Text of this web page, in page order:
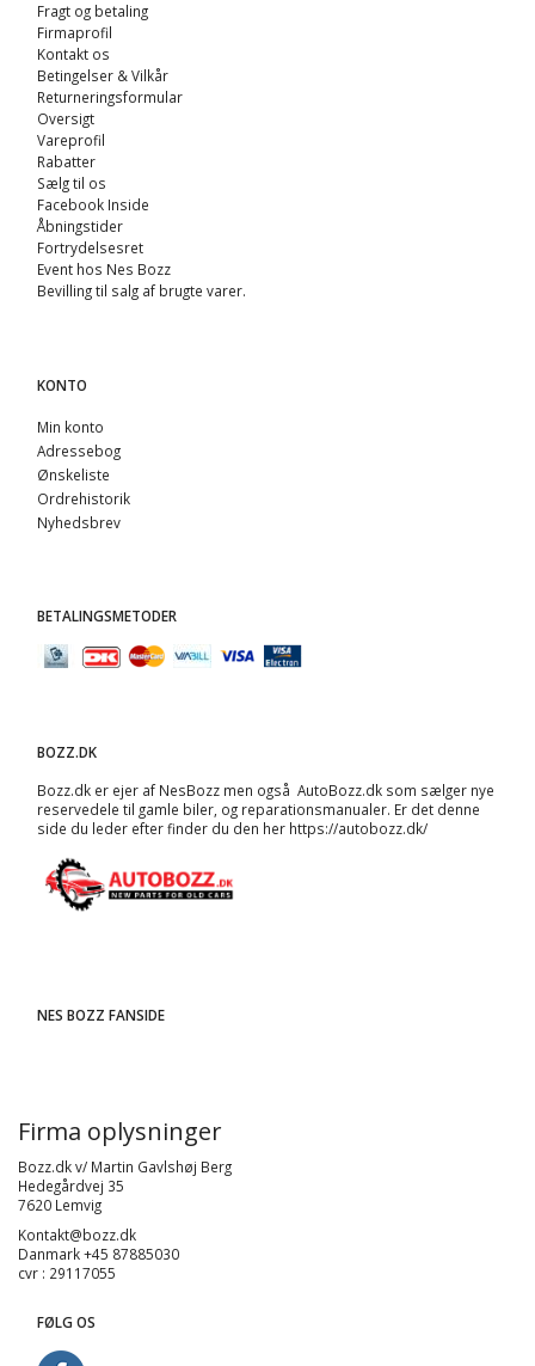
Fragt og betaling
Firmaprofil
Kontakt os
Betingelser & Vilkår
Returneringsformular
Oversigt
Vareprofil
Rabatter
Sælg til os
Facebook Inside
Åbningstider
Fortrydelsesret
Event hos Nes Bozz
Bevilling til salg af brugte varer.
KONTO
Min konto
Adressebog
Ønskeliste
Ordrehistorik
Nyhedsbrev
BETALINGSMETODER
BOZZ.DK
Bozz.dk er ejer af NesBozz men også AutoBozz.dk som sælger nye
reservedele til gamle biler, og reparationsmanualer. Er det denne
side du leder efter finder du den her https://autobozz.dk/
NES BOZZ FANSIDE
Firma oplysninger
Bozz.dk v/ Martin Gavlshøj Berg
Hedegårdvej 35
7620 Lemvig
Kontakt@bozz.dk
Danmark +45 87885030
cvr : 29117055
FØLG OS